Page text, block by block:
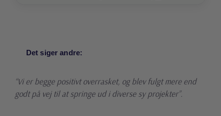
Det siger andre:
“Vi er begge positivt overrasket, og blev fulgt mere end
godt på vej til at springe ud i diverse sy projekter”.